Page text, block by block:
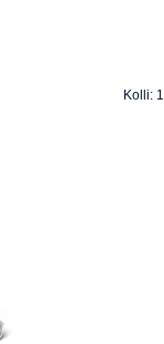
Kolli: 1